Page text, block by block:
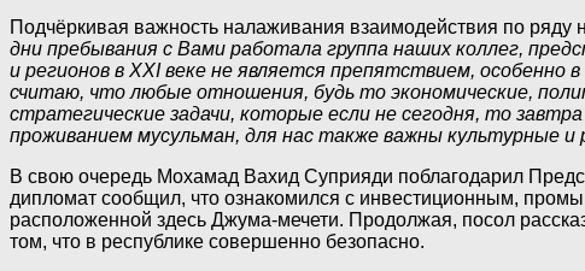
Подчёркивая важность налаживания взаимодействия по
дни пребывания с Вами работала группа наших коллег,
и регионов в XXI веке не является препятствием,
считаю, что любые отношения, будь то экономические,
стратегические задачи, которые если не сегодня, то
проживанием мусульман, для нас также важны культурные
В свою очередь Мохамад Вахид Суприяди поблагодарил
дипломат сообщил, что ознакомился с инвестиционным,
расположенной здесь Джума-мечети. Продолжая, посол
том, что в республике совершенно безопасно.